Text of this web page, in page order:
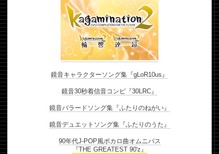
鏡音キャラクターソング集『gLoR10us』
鏡音30秒着信音コンピ『30LRC』
鏡音バラードソング集『ふたりのねがい』
鏡音デュエットソング集『ふたりのうた』
90年代J-POP風ボカロ曲オムニバス
『THE GREATEST 90'z』